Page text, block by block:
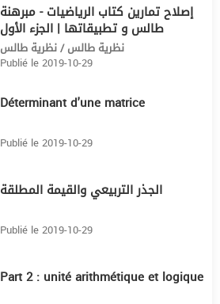
إصلاح تمارين كتاب الرياضيات - مبرهنة
طالس و تطبيقاتها | الجزء الأول
نظرية طالس / نظرية طالس
Publié le 2019-10-29
Déterminant d'une matrice
Publié le 2019-10-29
الجذر التربيعي والقيمة المطلقة
Publié le 2019-10-29
Part 2 : unité arithmétique et logique